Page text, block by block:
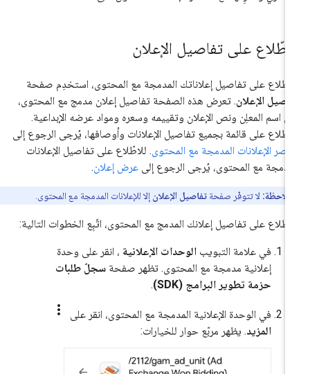
على تفاصيل الإعلان
على تفاصيل إعلاناتك المدمجة مع المحتوى، استخدِم صفحة
الإعلان. تعرض هذه الصفحة تفاصيل إعلان مدمج مع المحتوى،
اسم المعلِن ونص الإعلان وتقييمه وسعره ومواد عرضه الإبداعية.
على قائمة بجميع تفاصيل الإعلانات وأوصافها، يُرجى الرجوع إلى
الإعلانات المدمجة مع المحتوى. للاطّلاع على تفاصيل الإعلانات
مع المحتوى، يُرجى الرجوع إلى عرض إعلان.
ملاحظة:لا تتوفّر صفحةتفاصيل الإعلانإلا للإعلانات المدمجة مع المحتوى.
على تفاصيل إعلانك المدمج مع المحتوى، اتّبِع الخطوات التالية:
في علامة التبويبالوحدات الإعلانية، انقر على وحدة
إعلانية مدمجة مع المحتوى. تظهر صفحةسجلّ طلبات
حزمة تطوير البرامج (SDK)
.
في الوحدة الإعلانية المدمجة مع المحتوى، انقر علىmore_vert
المزيد. يظهر مربّع حوار للخيارات: